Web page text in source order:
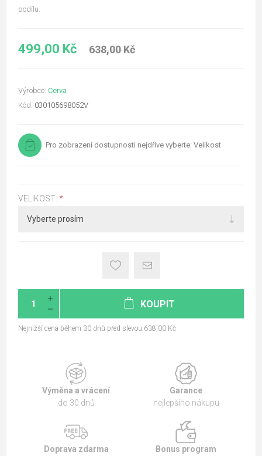
podílu.
499,00 Kč 638,00 Kč
Výrobce: Cerva
Kód: 030105698052V
Pro zobrazení dostupnosti nejdříve vyberte: Velikost
VELIKOST: *
KOUPIT
Nejnižší cena během 30 dnů před slevou:638,00 Kč
Výměna a vrácení
do 30 dnů
Garance
nejlepšího nákupu
Doprava zdarma
Bonus program